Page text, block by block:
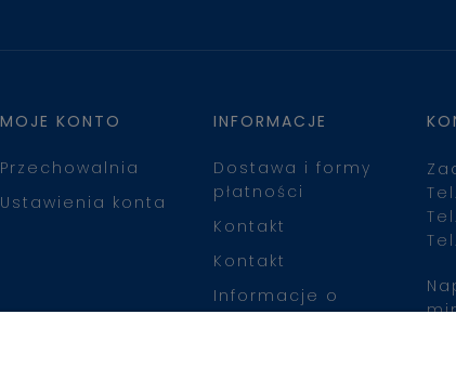
MOJE KONTO
Przechowalnia
Ustawienia konta
INFORMACJE
Dostawa i formy
płatności
Kontakt
Kontakt
Informacje o